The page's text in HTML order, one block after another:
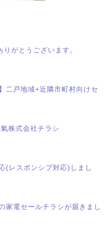
りがとうございます。
二戸地域+近隣市町村向けセ
株式会社チラシ
(レスポンシブ対応)しまし
家電セールチラシが届きまし